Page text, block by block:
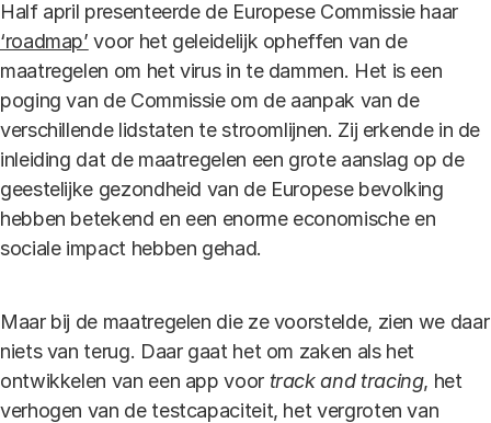
Half april presenteerde de Europese Commissie haar
‘roadmap’ voor het geleidelijk opheffen van de
maatregelen om het virus in te dammen. Het is een
poging van de Commissie om de aanpak van de
verschillende lidstaten te stroomlijnen. Zij erkende in de
inleiding dat de maatregelen een grote aanslag op de
geestelijke gezondheid van de Europese bevolking
hebben betekend en een enorme economische en
sociale impact hebben gehad.
Maar bij de maatregelen die ze voorstelde, zien we daar
niets van terug. Daar gaat het om zaken als het
ontwikkelen van een app voor track and tracing, het
verhogen van de testcapaciteit, het vergroten van